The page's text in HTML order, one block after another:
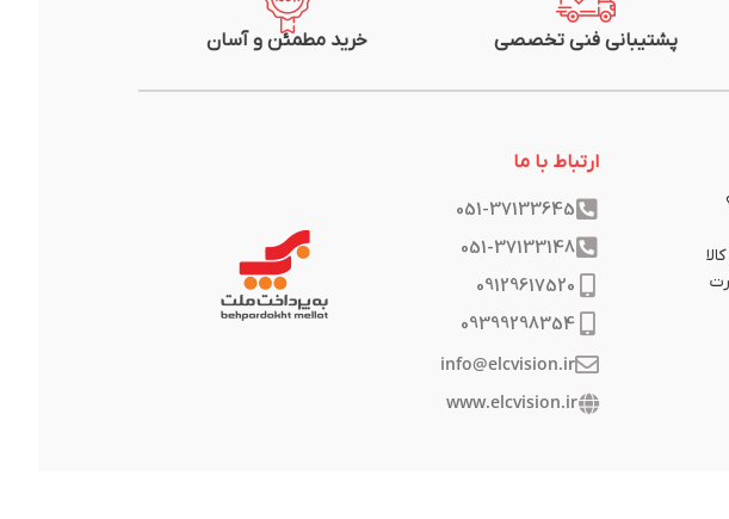
پشتیبانی فنی تخصصی خرید مطمئن و آسان
ارتباط با ما
051-37133645
051-37133148
09129617520
09399298354
info@elcvision.ir
www.elcvision.ir